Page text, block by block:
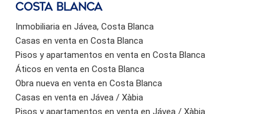
Costa Blanca
Inmobiliaria en Jávea, Costa Blanca
Casas en venta en Costa Blanca
Pisos y apartamentos en venta en Costa Blanca
Áticos en venta en Costa Blanca
Obra nueva en venta en Costa Blanca
Casas en venta en Jávea / Xàbia
Pisos y apartamentos en venta en Jávea / Xàbia